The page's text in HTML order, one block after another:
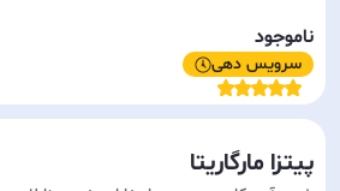
ناموجود
سرویس دهی
پیتزا مارگاریتا